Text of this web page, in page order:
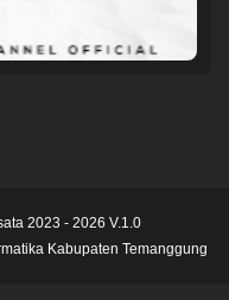
2023 - 2026 V.1.0
Kabupaten Temanggung